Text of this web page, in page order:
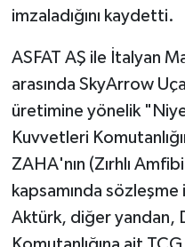
imzaladığını kaydetti.
ASFAT AŞ ile İtalyan
arasında SkyArrow
üretimine yönelik
Kuvvetleri
ZAHA'nın (Zırhlı
kapsamında sözleşme
Aktürk, diğer yandan,